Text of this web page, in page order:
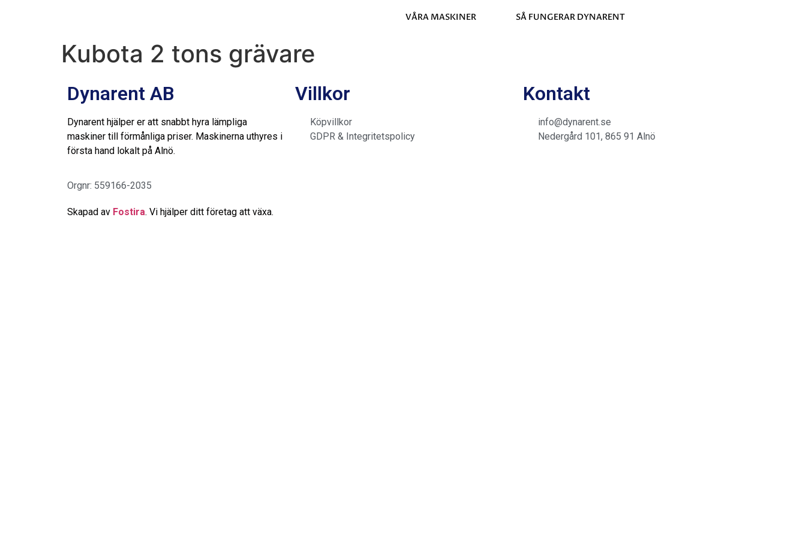
VÅRA MASKINER SÅ FUNGERAR DYNARENT
Kubota 2 tons grävare
Dynarent AB
Dynarent hjälper er att snabbt hyra lämpliga
maskiner till förmånliga priser. Maskinerna uthyres i
första hand lokalt på Alnö.
Orgnr: 559166-2035
Villkor
Köpvillkor
GDPR & Integritetspolicy
Kontakt
info@dynarent.se
Nedergård 101, 865 91 Alnö
Skapad av Fostira. Vi hjälper ditt företag att växa.